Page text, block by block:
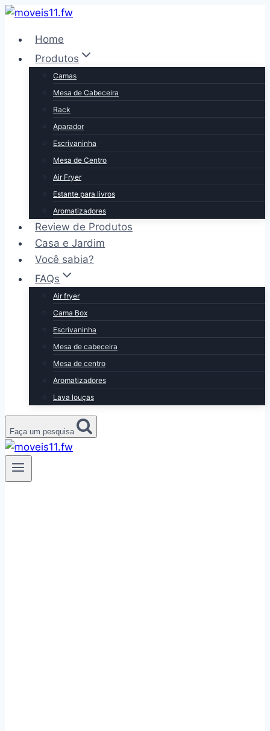
Pular
Conteúdo
Home
Produtos
Camas
Mesa de Cabeceira
Rack
Aparador
Escrivaninha
Mesa de Centro
Air Fryer
Estante para livros
Aromatizadores
Review de Produtos
Casa e Jardim
Você sabia?
FAQs
Air fryer
Cama Box
Escrivaninha
Mesa de cabeceira
Mesa de centro
Aromatizadores
Lava louças
Faça um pesquisa